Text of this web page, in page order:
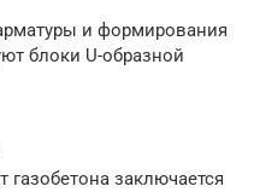
и формирования
блоки U-образной
газобетона заключается